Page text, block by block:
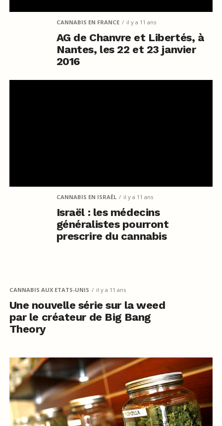
CANNABIS EN FRANCE il y a 11 ans
AG de Chanvre et Libertés, à
Nantes, les 22 et 23 janvier
2016
CANNABIS EN ISRAËL il y a 11 ans
Israël : les médecins
généralistes pourront
prescrire du cannabis
CANNABIS AUX ETATS-UNIS il y a 11 ans
Une nouvelle série sur la weed
par le créateur de Big Bang
Theory